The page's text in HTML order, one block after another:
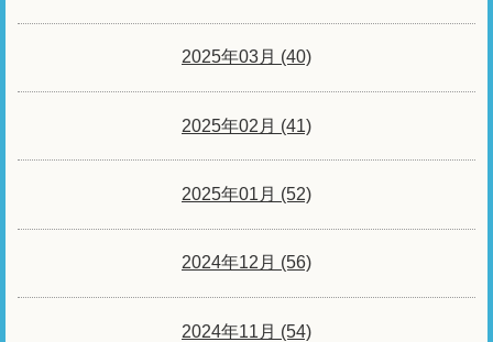
2025年03月 (40)
2025年02月 (41)
2025年01月 (52)
2024年12月 (56)
2024年11月 (54)